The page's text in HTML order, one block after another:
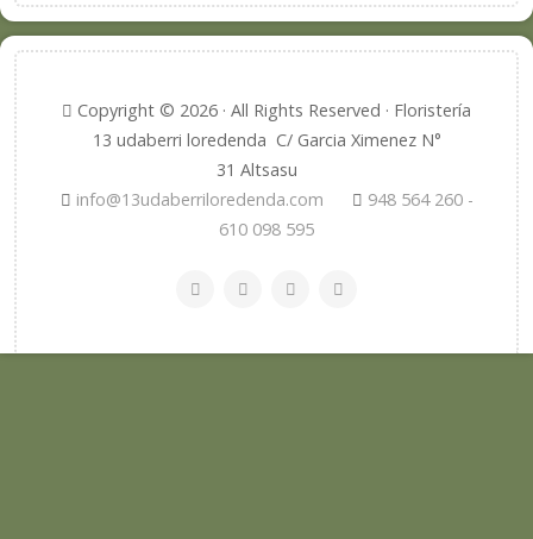
Copyright © 2026 · All Rights Reserved · Floristería
13 udaberri loredenda C/ Garcia Ximenez N°
31 Altsasu
info@13udaberriloredenda.com
948 564 260 -
610 098 595